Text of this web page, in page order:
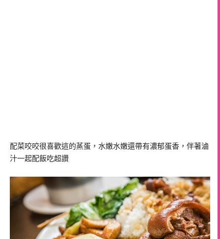
配菜咬咬很喜歡這的蒸蛋，水嫩水嫩還帶有濃郁蛋香，伴著滷
汁一起配飯吃超讚